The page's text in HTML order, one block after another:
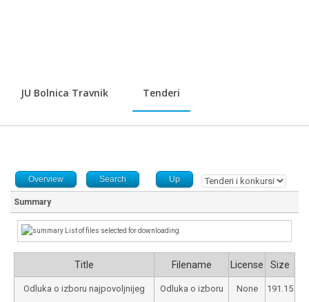
JU Bolnica Travnik Tenderi
Overview Search Up
Summary
List of files selected for downloading
Title Filename License Size
Odluka o izboru najpovoljnijeg
Odluka o izboru
None
191.15